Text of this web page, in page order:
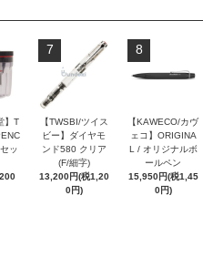
】T
ッ
7
【TWSBI/ツイス
ビー】ダイヤモ
ンド580 クリア
(F/細字)
13,200円(税1,20
0円)
8
【KAWECO/カヴ
ェコ】ORIGINA
L / オリジナルボ
ールペン
15,950円(税1,45
0円)